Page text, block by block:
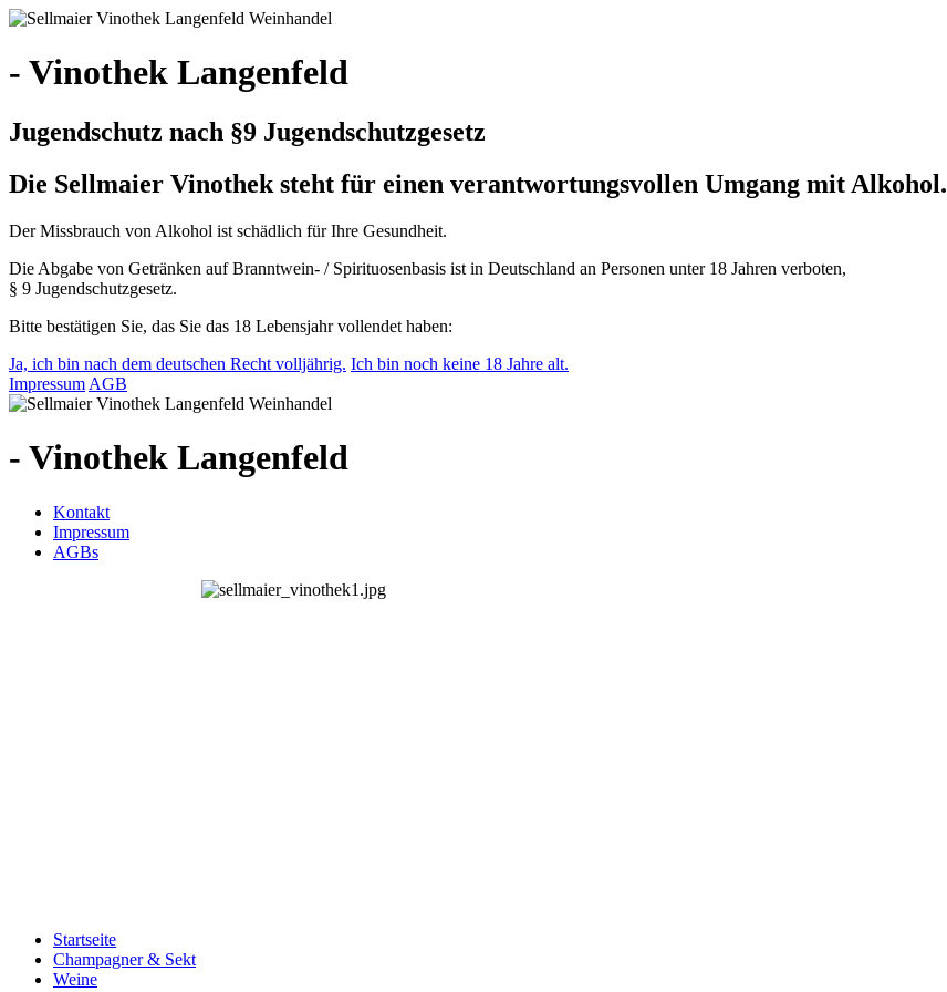
- Vinothek Langenfeld
Jugendschutz nach §9 Jugendschutzgesetz
Die Sellmaier Vinothek steht für einen verantwortungsvollen Umgang mit Alkohol.
Der Missbrauch von Alkohol ist schädlich für Ihre Gesundheit.
Die Abgabe von Getränken auf Branntwein- / Spirituosenbasis ist in Deutschland an Personen unter 18 Jahren verboten,
§ 9 Jugendschutzgesetz.
Bitte bestätigen Sie, das Sie das 18 Lebensjahr vollendet haben:
Ja, ich bin nach dem deutschen Recht volljährig. Ich bin noch keine 18 Jahre alt.
Impressum AGB
- Vinothek Langenfeld
Kontakt
Impressum
AGBs
Startseite
Champagner & Sekt
Weine